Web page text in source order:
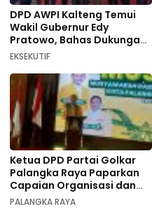
DPD AWPI Kalteng Temui
Wakil Gubernur Edy
Pratowo, Bahas Dukungan
Kongres Nasional II AWPI di
EKSEKUTIF
Ketua DPD Partai Golkar
Palangka Raya Paparkan
Capaian Organisasi dan
Kemenangan Pemilu pada
PALANGKA RAYA